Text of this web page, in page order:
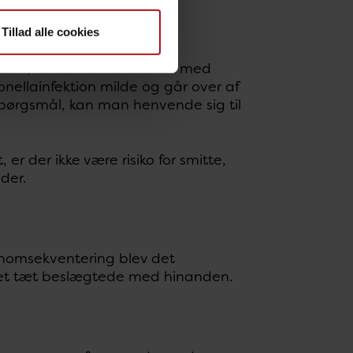
Tillad alle cookies
er bange for er
for at man er smittet med
milde og går over af
kan man henvende sig til
der ikke være risiko for smitte,
blev det
tæt beslægtede med hinanden.